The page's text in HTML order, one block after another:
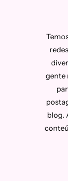
gente
blog.